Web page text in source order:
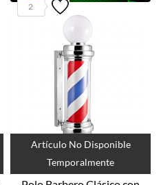
Artículo No Disponible
Temporalmente
2